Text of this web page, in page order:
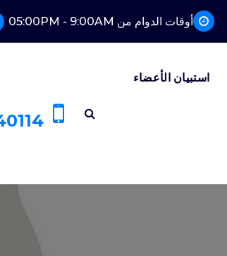
أوقات الدوام من 05:00PM - 9:00AM
استبيان الأعضاء